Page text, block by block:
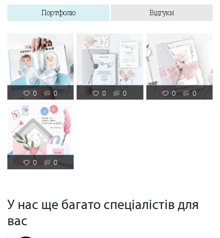
Портфоліо Відгуки
0 0 0 0 0 0
0 0
У нас ще багато спеціалістів для
вас